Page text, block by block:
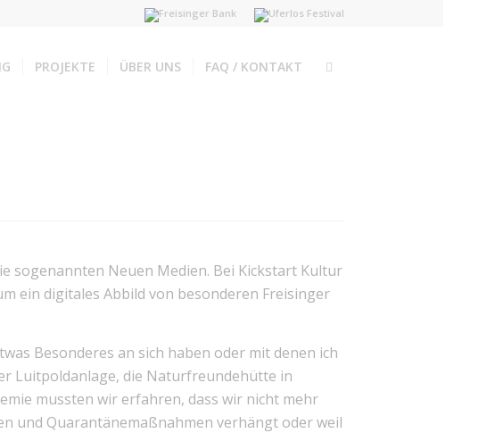
PROJEKTE ÜBER UNS FAQ / KONTAKT
sogenannten Neuen Medien. Bei Kickstart Kultur
ein digitales Abbild von besonderen Freisinger
Besonderes an sich haben oder mit denen ich
Luitpoldanlage, die Naturfreundehütte in
mussten wir erfahren, dass wir nicht mehr
und Quarantänemaßnahmen verhängt oder weil